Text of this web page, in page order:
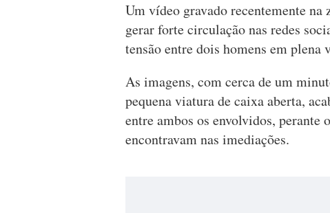
Um vídeo gravado recentemente na
gerar forte circulação nas redes
tensão entre dois homens em plena
As imagens, com cerca de um
pequena viatura de caixa aberta,
entre ambos os envolvidos, perante
encontravam nas imediações.